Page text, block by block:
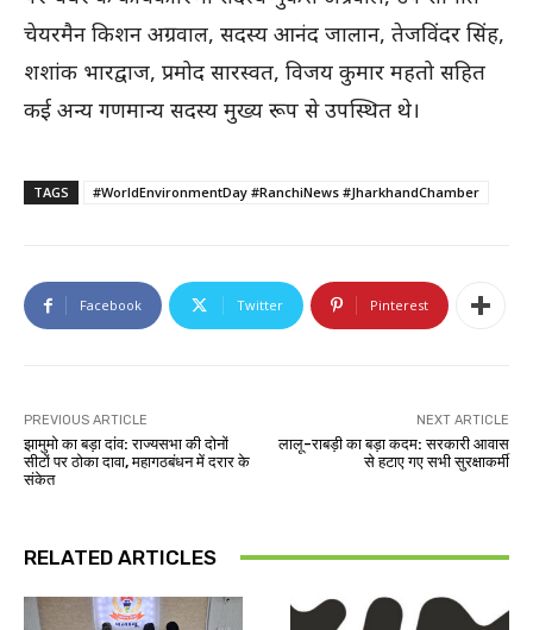
चेयरमैन किशन अग्रवाल, सदस्य आनंद जालान, तेजविंदर सिंह,
शशांक भारद्वाज, प्रमोद सारस्वत, विजय कुमार महतो सहित
कई अन्य गणमान्य सदस्य मुख्य रूप से उपस्थित थे।
TAGS #WorldEnvironmentDay #RanchiNews #JharkhandChamber
Facebook Twitter Pinterest
PREVIOUS ARTICLE
झामुमो का बड़ा दांव: राज्यसभा की दोनों
सीटों पर ठोका दावा, महागठबंधन में दरार के
संकेत
NEXT ARTICLE
लालू-राबड़ी का बड़ा कदम: सरकारी आवास
से हटाए गए सभी सुरक्षाकर्मी
RELATED ARTICLES